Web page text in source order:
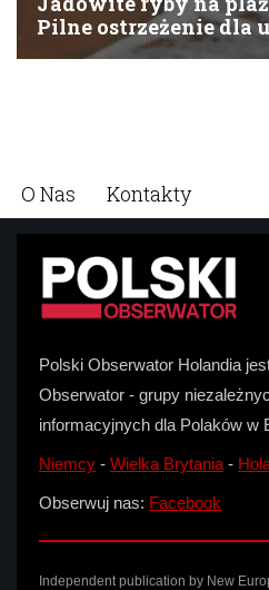
O Nas Kontakty
Polski Obserwator Holandia
Obserwator - grupy
informacyjnych dla Polaków w
Niemcy - Wielka Brytania -
Obserwuj nas: Facebook
Independent publication by New